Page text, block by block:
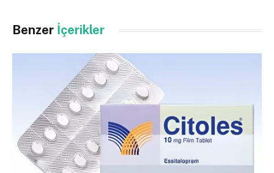
Benzer İçerikler